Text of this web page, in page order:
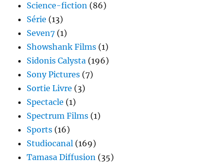
Science-fiction (86)
Série (13)
Seven7 (1)
Showshank Films (1)
Sidonis Calysta (196)
Sony Pictures (7)
Sortie Livre (3)
Spectacle (1)
Spectrum Films (1)
Sports (16)
Studiocanal (169)
Tamasa Diffusion (35)